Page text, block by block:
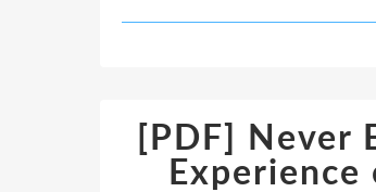
[PDF] Never